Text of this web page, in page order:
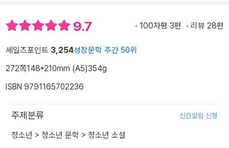
9.7 100자평 3편 리뷰 28편
세일즈포인트 3,254성장문학 주간 50위
272쪽148*210mm (A5)354g
ISBN 9791165702236
주제분류 신간알림 신청
청소년 > 청소년 문학 > 청소년 소설